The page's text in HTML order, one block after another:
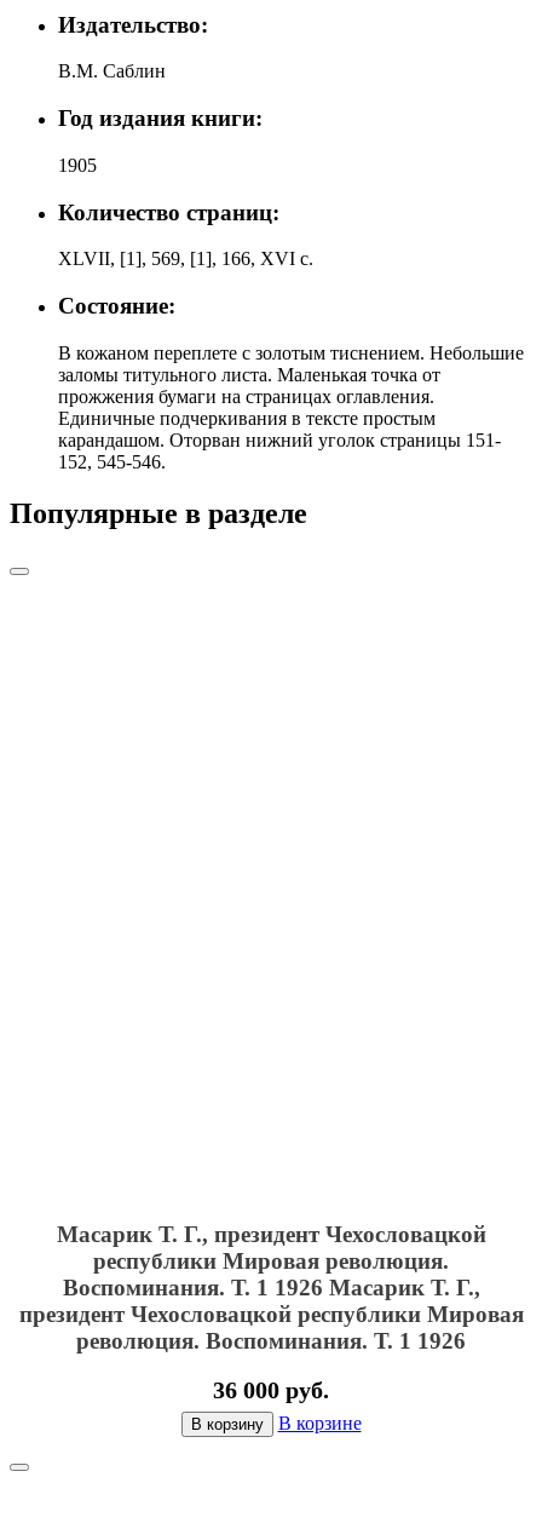
Издательство:
В.М. Саблин
Год издания книги:
1905
Количество страниц:
XLVII, [1], 569, [1], 166, XVI с.
Состояние:
В кожаном переплете с золотым тиснением. Небольшие
заломы титульного листа. Маленькая точка от
прожжения бумаги на страницах оглавления.
Единичные подчеркивания в тексте простым
карандашом. Оторван нижний уголок страницы 151-
152, 545-546.
Популярные в разделе
Масарик Т. Г., президент Чехословацкой
республики Мировая революция.
Воспоминания. Т. 1 1926 Масарик Т. Г.,
президент Чехословацкой республики Мировая
революция. Воспоминания. Т. 1 1926
36 000 руб.
В корзину В корзине